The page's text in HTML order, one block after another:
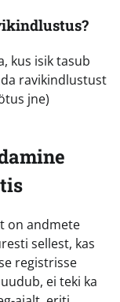
kus isik tasub
ravikindlustust
jne)
on andmete
sellest, kas
registrisse
ei teki ka